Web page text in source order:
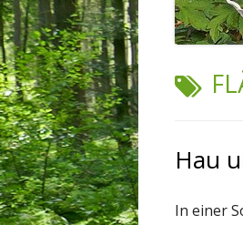
Hau
In einer